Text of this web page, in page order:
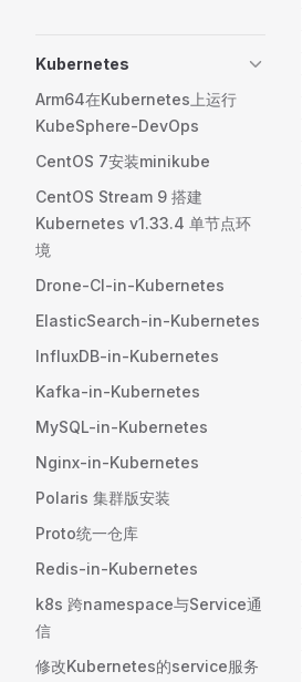
Kubernetes
Arm64在Kubernetes上运行
KubeSphere-DevOps
CentOS 7安装minikube
CentOS Stream 9 搭建
Kubernetes v1.33.4 单节点环
境
Drone-CI-in-Kubernetes
ElasticSearch-in-Kubernetes
InfluxDB-in-Kubernetes
Kafka-in-Kubernetes
MySQL-in-Kubernetes
Nginx-in-Kubernetes
Polaris 集群版安装
Proto统一仓库
Redis-in-Kubernetes
k8s 跨namespace与Service通
信
修改Kubernetes的service服务